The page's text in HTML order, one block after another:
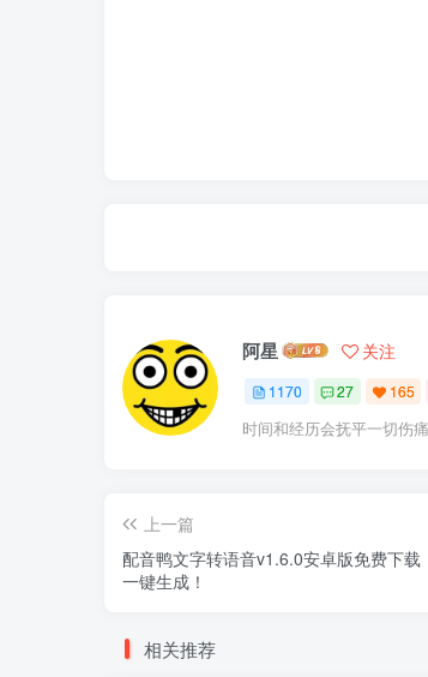
阿星 关注
1170 27 165
时间和经历会抚平一切伤痛
上一篇
配音鸭文字转语音v1.6.0安卓版免费下载
一键生成！
相关推荐